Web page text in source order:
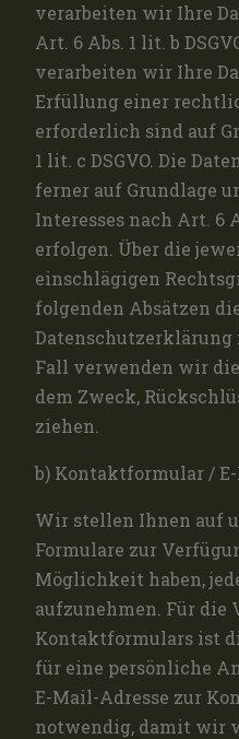
verarbeiten wir Ihre
Art. 6 Abs. 1 lit. b
verarbeiten wir Ihre
Erfüllung einer
erforderlich sind auf
1 lit. c DSGVO. Die
ferner auf Grundlage
Interesses nach Art. 6
erfolgen. Über die
einschlägigen
folgenden Absätzen
Fall verwenden wir
dem Zweck,
ziehen.
b) Kontaktformular /
Wir stellen Ihnen auf
Formulare zur
Möglichkeit haben,
aufzunehmen. Für die
Kontaktformulars ist
für eine persönliche
E-Mail-Adresse zur
notwendig, damit wir